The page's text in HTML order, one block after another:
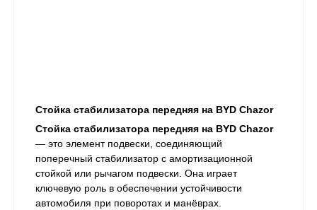
Стойка стабилизатора передняя на BYD Chazor
Стойка стабилизатора передняя на BYD Chazor
— это элемент подвески, соединяющий
поперечный стабилизатор с амортизационной
стойкой или рычагом подвески. Она играет
ключевую роль в обеспечении устойчивости
автомобиля при поворотах и манёврах.